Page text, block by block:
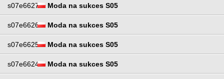
s07e6627 Moda na sukces S05
s07e6626 Moda na sukces S05
s07e6625 Moda na sukces S05
s07e6624 Moda na sukces S05